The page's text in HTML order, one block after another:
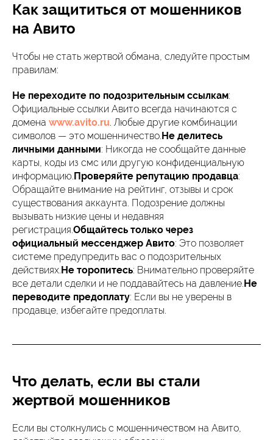
Как защититься от мошенников
на Авито
Чтобы не стать жертвой обмана, следуйте простым
правилам:
Не переходите по подозрительным ссылкам:
Официальные ссылки Авито всегда начинаются с
домена www.avito.ru. Любые другие комбинации
символов — это мошенничество. Не делитесь
личными данными: Никогда не сообщайте данные
карты, коды из смс или другую конфиденциальную
информацию. Проверяйте репутацию продавца:
Обращайте внимание на рейтинг, отзывы и срок
существования аккаунта. Подозрение должны
вызывать низкие цены и недавняя
регистрация.Общайтесь только через
официальный мессенджер Авито: Это позволяет
системе предупредить вас о подозрительных
действиях. Не торопитесь: Внимательно проверяйте
все детали сделки и не поддавайтесь на давление. Не
переводите предоплату: Если вы не уверены в
продавце, избегайте предоплаты.
Что делать, если вы стали
жертвой мошенников
Если вы столкнулись с мошенничеством на Авито,